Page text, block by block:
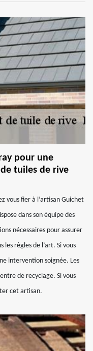
pour une
tuiles de rive
vous fier à l’artisan Guichet
dans son équipe des
nécessaires pour assurer
les règles de l’art. Si vous
intervention soignée. Les
de recyclage. Si vous
cet artisan.